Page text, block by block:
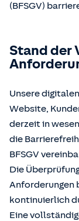
(BFSGV)
Stand der
Unsere
Website,
derzeit in
die
BFSGV
Die
Anforderungen
kontinuierlich
Eine